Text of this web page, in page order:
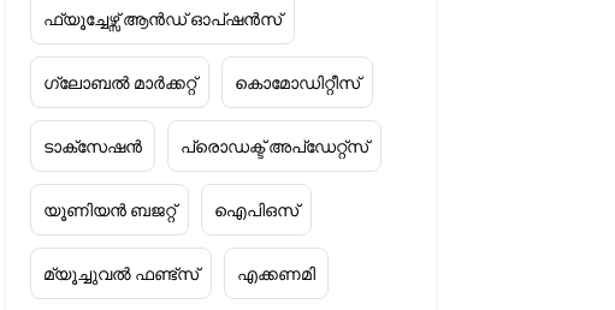
ഫ്യൂച്ചേഴ്സ് ആൻഡ് ഓപ്ഷൻസ്
ഗ്ലോബൽ മാർക്കറ്റ് കൊമോഡിറ്റീസ്
ടാക്‌സേഷൻ പ്രൊഡക്ട് അപ്‌ഡേറ്റ്സ്
യൂണിയൻ ബജറ്റ് ഐപിഒസ്
മ്യൂച്ചുവൽ ഫണ്ട്സ് എക്കണമി